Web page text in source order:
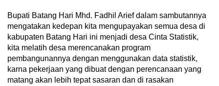
Bupati Batang Hari Mhd. Fadhil Arief dalam sambutannya
mengatakan kedepan kita mengupayakan semua desa di
kabupaten Batang Hari ini menjadi desa Cinta Statistik,
kita melatih desa merencanakan program
pembangunannya dengan menggunakan data statistik,
karna pekerjaan yang dibuat dengan perencanaan yang
matang akan lebih tepat sasaran dan di rasakan